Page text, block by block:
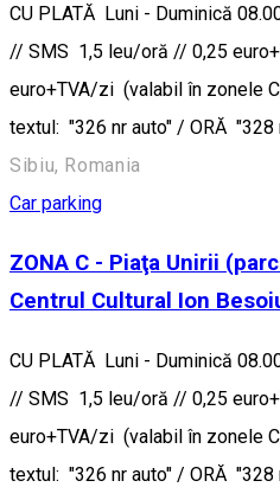
CU PLATĂ Luni - Duminică
// SMS 1,5 leu/oră // 0,25
euro+TVA/zi (valabil în zonele
textul: "326 nr auto" / ORĂ "328
Sibiu, Romania
Car parking
ZONA C - Piaţa Unirii
Centrul Cultural Ion
CU PLATĂ Luni - Duminică
// SMS 1,5 leu/oră // 0,25
euro+TVA/zi (valabil în zonele
textul: "326 nr auto" / ORĂ "328